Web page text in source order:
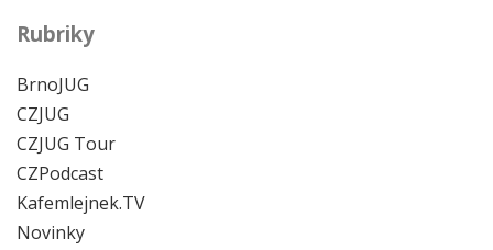
Rubriky
BrnoJUG
CZJUG
CZJUG Tour
CZPodcast
Kafemlejnek.TV
Novinky